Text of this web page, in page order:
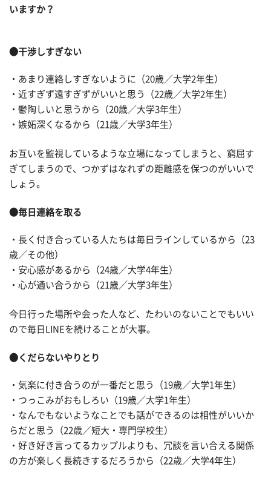
いますか？
●干渉しすぎない
・あまり連絡しすぎないように（20歳／大学2年生）
・近すぎず遠すぎずがいいと思う（22歳／大学2年生）
・鬱陶しいと思うから（20歳／大学3年生）
・嫉妬深くなるから（21歳／大学3年生）
お互いを監視しているような立場になってしまうと、窮屈す
ぎてしまうので、つかずはなれずの距離感を保つのがいいで
しょう。
●毎日連絡を取る
・長く付き合っている人たちは毎日ラインしているから（23
歳／その他）
・安心感があるから（24歳／大学4年生）
・心が通い合うから（21歳／大学3年生）
今日行った場所や会った人など、たわいのないことでもいい
ので毎日LINEを続けることが大事。
●くだらないやりとり
・気楽に付き合うのが一番だと思う（19歳／大学1年生）
・つっこみがおもしろい（19歳／大学1年生）
・なんでもないようなことでも話ができるのは相性がいいか
らだと思う（22歳／短大・専門学校生）
・好き好き言ってるカップルよりも、冗談を言い合える関係
の方が楽しく長続きするだろうから（22歳／大学4年生）